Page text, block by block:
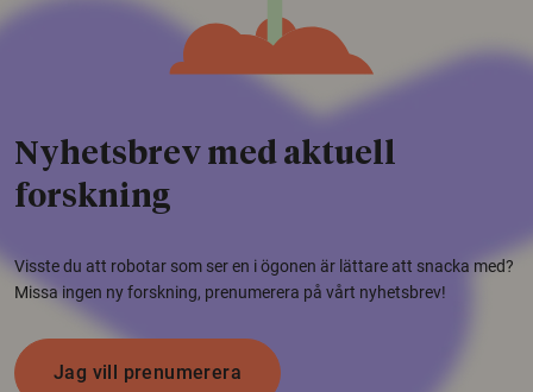
Nyhetsbrev med aktuell
forskning
Visste du att robotar som ser en i ögonen är lättare att snacka med?
Missa ingen ny forskning, prenumerera på vårt nyhetsbrev!
Jag vill prenumerera